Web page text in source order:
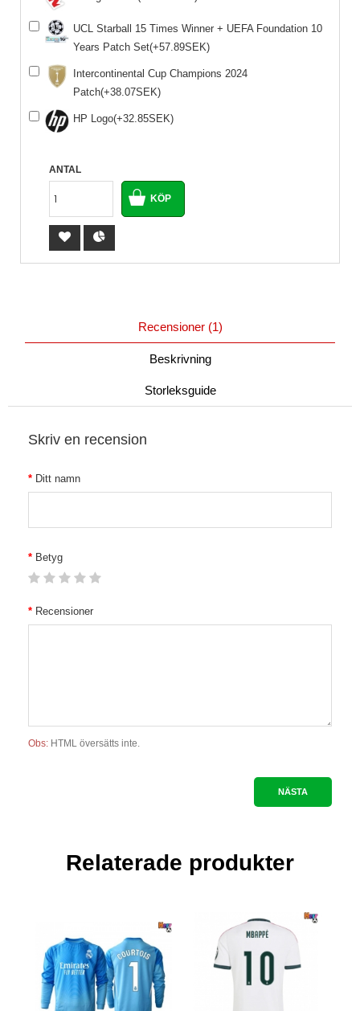
UCL Starball 15 Times Winner + UEFA Foundation 10
Years Patch Set(+57.89SEK)
Intercontinental Cup Champions 2024
Patch(+38.07SEK)
HP Logo(+32.85SEK)
ANTAL
Recensioner (1)
Beskrivning
Storleksguide
Skriv en recension
Ditt namn
Betyg
Recensioner
Obs: HTML översätts inte.
NÄSTA
Relaterade produkter